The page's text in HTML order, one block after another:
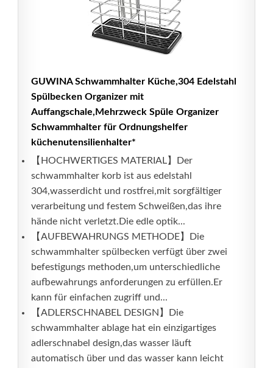
GUWINA Schwammhalter Küche,304 Edelstahl
Spülbecken Organizer mit
Auffangschale,Mehrzweck Spüle Organizer
Schwammhalter für Ordnungshelfer
küchenutensilienhalter*
【HOCHWERTIGES MATERIAL】Der
schwammhalter korb ist aus edelstahl
304,wasserdicht und rostfrei,mit sorgfältiger
verarbeitung und festem Schweißen,das ihre
hände nicht verletzt.Die edle optik...
【AUFBEWAHRUNGS METHODE】Die
schwammhalter spülbecken verfügt über zwei
befestigungs methoden,um unterschiedliche
aufbewahrungs anforderungen zu erfüllen.Er
kann für einfachen zugriff und...
【ADLERSCHNABEL DESIGN】Die
schwammhalter ablage hat ein einzigartiges
adlerschnabel design,das wasser läuft
automatisch über und das wasser kann leicht